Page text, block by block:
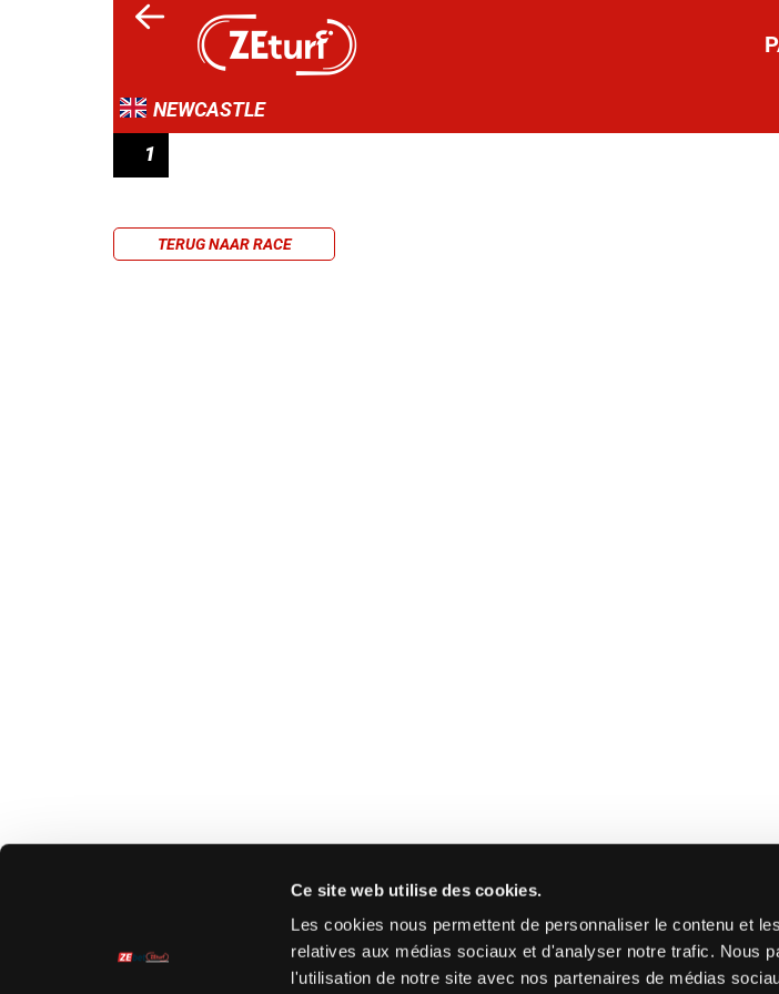
Ce site web utilise des cookies.
Les cookies nous permettent de personnaliser le contenu et
relatives aux médias sociaux et d'analyser notre trafic. Nous
l'utilisation de notre site avec nos partenaires de médias
NEWCASTLE
1
TERUG NAAR RACE